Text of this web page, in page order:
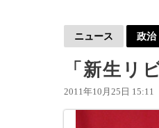
ニュース 政治
「新生リ
2011年10月25日 15:11